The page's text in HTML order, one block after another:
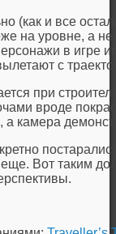
(как и все
на уровне, а
в игре
с
при
вроде
камера
Вот таким